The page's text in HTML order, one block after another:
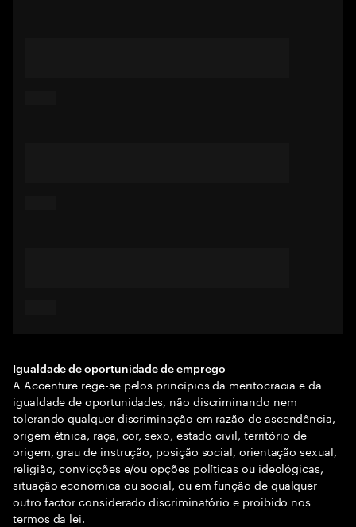
Igualdade de oportunidade de emprego
A Accenture rege-se pelos princípios da meritocracia e da
igualdade de oportunidades, não discriminando nem
tolerando qualquer discriminação em razão de ascendência,
origem étnica, raça, cor, sexo, estado civil, território de
origem, grau de instrução, posição social, orientação sexual,
religião, convicções e/ou opções políticas ou ideológicas,
situação económica ou social, ou em função de qualquer
outro factor considerado discriminatório e proibido nos
termos da lei.